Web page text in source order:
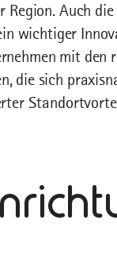
Region. Auch
wichtiger
mit
die sich